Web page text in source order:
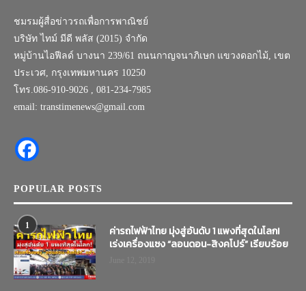
ชมรมผู้สื่อข่าวรถเพื่อการพาณิชย์
บริษัท ไทม์ มีดี พลัส (2015) จำกัด
หมู่บ้านไอฟีลด์ บางนา 239/61 ถนนกาญจนาภิเษก แขวงดอกไม้, เขต
ประเวศ, กรุงเทพมหานคร 10250
โทร.086-910-9026 , 081-234-7985
email: transtimenews@gmail.com
POPULAR POSTS
1
ค่ารถไฟฟ้าไทย มุ่งสู่อันดับ 1 แพงที่สุดในโลก!
เร่งเครื่องแซง “ลอนดอน-สิงคโปร์” เรียบร้อย